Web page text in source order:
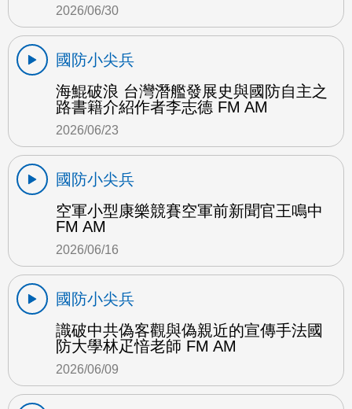
2026/06/30
國防小尖兵
海鯤破浪 台灣潛艦發展史與國防自主之
路書籍介紹作者李志德 FM AM
2026/06/23
國防小尖兵
空軍小型康樂競賽空軍前新聞官王鳴中
FM AM
2026/06/16
國防小尖兵
識破中共偽客觀與偽親近的宣傳手法國
防大學林疋愔老師 FM AM
2026/06/09